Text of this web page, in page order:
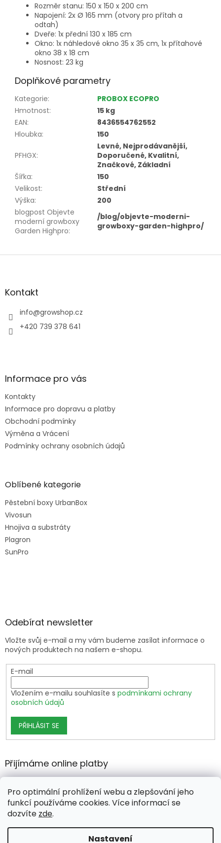
Pro optimální prohlížení webu a zlepšování jeho
funkcí používáme cookies. Více informací se
dozvíte zde.
Nastavení
Rozměr stanu: 150 x 150 x 200 cm
Napojení: 2x Ø 165 mm (otvory pro přítah a
odtah)
Dveře: 1x přední 130 x 185 cm
Okno: 1x náhledové okno 35 x 35 cm, 1x přítahové
okno 38 x 18 cm
Nosnost: 23 kg
Doplňkové parametry
Kategorie:
PROBOX ECOPRO
Hmotnost:
15 kg
EAN:
8436554762552
Hloubka: 150
PFHGX:
Levné, Nejprodávanější,
Doporučené, Kvalitní,
Značkové, Základní
Šířka:
150
Velikost:
Střední
Výška:
200
blogpost Objevte
moderní growboxy
Garden Highpro:
/blog/objevte-moderni-
growboxy-garden-highpro/
Z
aKontakt
info@growshop.cz
+420 739 378 641
Informace pro vás
Kontakty
Informace pro dopravu a platby
Obchodní podmínky
Výměna a Vrácení
Podmínky ochrany osobních údajů
Oblíbené kategorie
Pěstební boxy UrbanBox
Vivosun
Hnojiva a substráty
Plagron
SunPro
Odebírat newsletter
Vložte svůj e-mail a my vám budeme zasílat informace o
nových produktech na našem e-shopu.
E-mail
Vložením e-mailu souhlasíte s podmínkami ochrany
osobních údajů
PŘIHLÁSIT SE
Přijímáme online platby
Vytvořil Shoptet Premium